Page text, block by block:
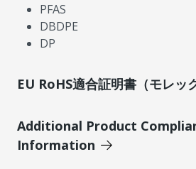
PFAS
DBDPE
DP
EU RoHS適合証明書（モレッ
Additional Product
Information